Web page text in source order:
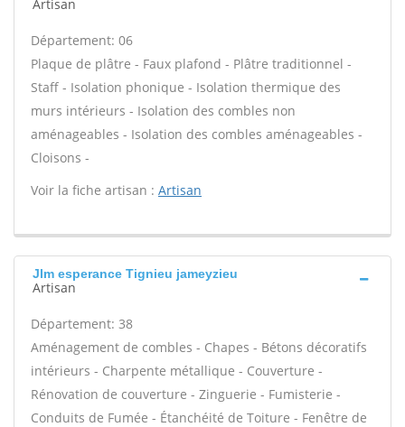
Artisan
Département: 06
Plaque de plâtre - Faux plafond - Plâtre traditionnel -
Staff - Isolation phonique - Isolation thermique des
murs intérieurs - Isolation des combles non
aménageables - Isolation des combles aménageables -
Cloisons -
Voir la fiche artisan : Artisan
Jlm esperance Tignieu jameyzieu
Artisan
Département: 38
Aménagement de combles - Chapes - Bétons décoratifs
intérieurs - Charpente métallique - Couverture -
Rénovation de couverture - Zinguerie - Fumisterie -
Conduits de Fumée - Étanchéité de Toiture - Fenêtre de